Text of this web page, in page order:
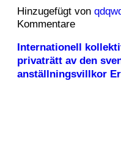
Hinzugefügt von
Kommentare
Internationell
privaträtt av den
anställningsvillkor